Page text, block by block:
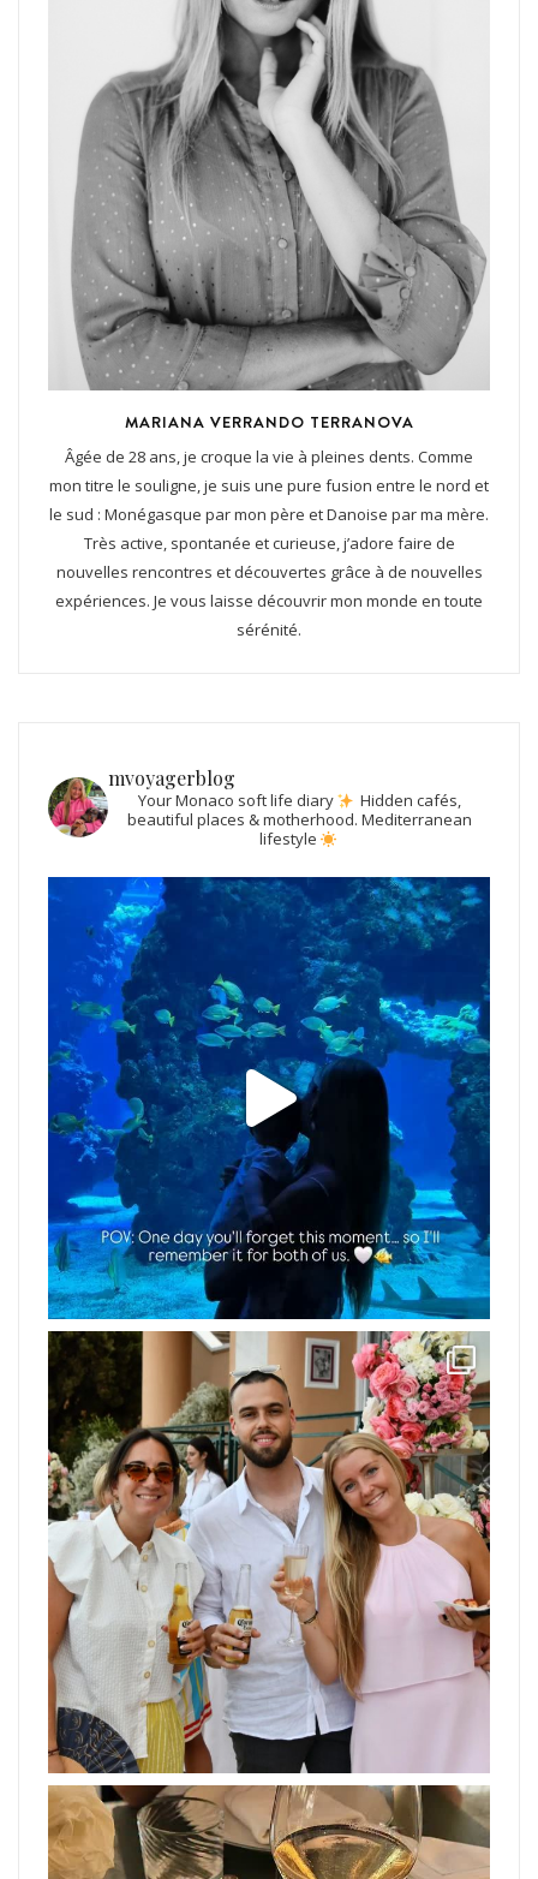
MARIANA VERRANDO TERRANOVA
Âgée de 28 ans, je croque la vie à pleines dents. Comme
mon titre le souligne, je suis une pure fusion entre le nord et
le sud : Monégasque par mon père et Danoise par ma mère.
Très active, spontanée et curieuse, j’adore faire de
nouvelles rencontres et découvertes grâce à de nouvelles
expériences. Je vous laisse découvrir mon monde en toute
sérénité.
mvoyagerblog
Your Monaco soft life diary
Hidden cafés,
beautiful places & motherhood. Mediterranean
lifestyle